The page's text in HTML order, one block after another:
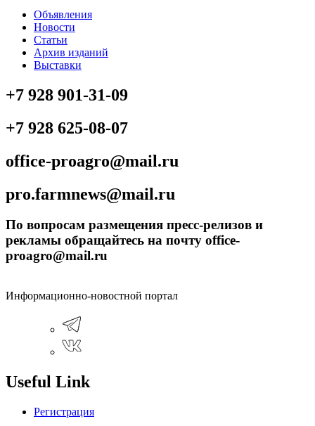
Объявления
Новости
Статьи
Архив изданий
Выставки
+7 928 901-31-09
+7 928 625-08-07
office-proagro@mail.ru
pro.farmnews@mail.ru
По вопросам размещения пресс-релизов и
рекламы обращайтесь на почту office-
proagro@mail.ru
Информационно-новостной портал
Useful Link
Регистрация